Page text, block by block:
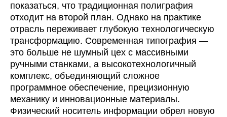
показаться, что традиционная полиграфия
отходит на второй план. Однако на практике
отрасль переживает глубокую технологическую
трансформацию. Современная типография —
это больше не шумный цех с массивными
ручными станками, а высокотехнологичный
комплекс, объединяющий сложное
программное обеспечение, прецизионную
механику и инновационные материалы.
Физический носитель информации обрел новую